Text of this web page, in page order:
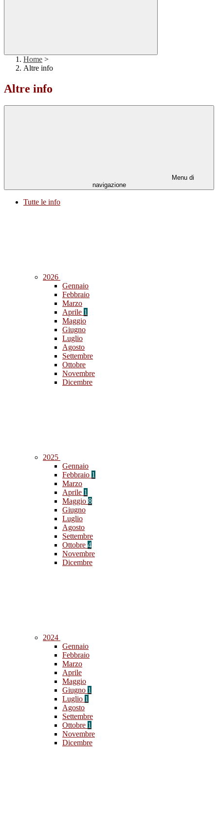
Home >
Altre info
Altre info
Menu di
navigazione
Tutte le info
2026
Gennaio
Febbraio
Marzo
Aprile 1
Maggio
Giugno
Luglio
Agosto
Settembre
Ottobre
Novembre
Dicembre
2025
Gennaio
Febbraio 1
Marzo
Aprile 1
Maggio 8
Giugno
Luglio
Agosto
Settembre
Ottobre 4
Novembre
Dicembre
2024
Gennaio
Febbraio
Marzo
Aprile
Maggio
Giugno 1
Luglio 1
Agosto
Settembre
Ottobre 1
Novembre
Dicembre